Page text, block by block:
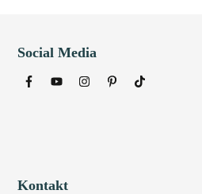
Social Media
Kontakt